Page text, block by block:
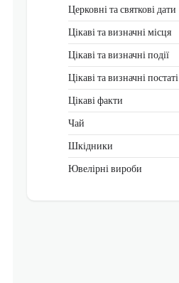
Церковні та святкові дати
Цікаві та визначні місця
Цікаві та визначні події
Цікаві та визначні постаті
Цікаві факти
Чай
Шкідники
Ювелірні вироби